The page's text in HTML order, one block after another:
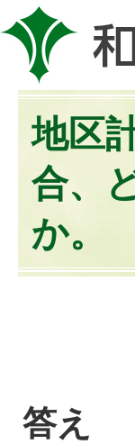
地区
合、
か。
答え